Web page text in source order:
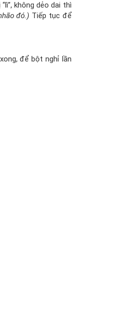
không dẻo dai thì
đó.) Tiếp tục để
để bột nghỉ lần